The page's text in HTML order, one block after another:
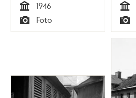
Tid
1946
Typ
Foto Tid
Typ